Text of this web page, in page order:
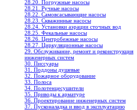
28.20. Погружные насосы
28.21. Ручные насосы
28.22. Самовсасывающие насосы
28.23. Скважинные насосы
28.24. Установки аэрации сточных вод
28.25. Фекальные насосы
28.26. Центробежные насосы
28.27. Циркуляционные насосы
29. Обслуживание, ремонт и реконструкция
инженерных систем
30. Писсуары
31. Поддоны душевые
32. Пожарное оборудование
33. Полоса
34. Полотенцесушители
35. Приводы к арматуре
36. Проектирование инженерных систем
37. Пусконаладка и ввод в эксплуатацию